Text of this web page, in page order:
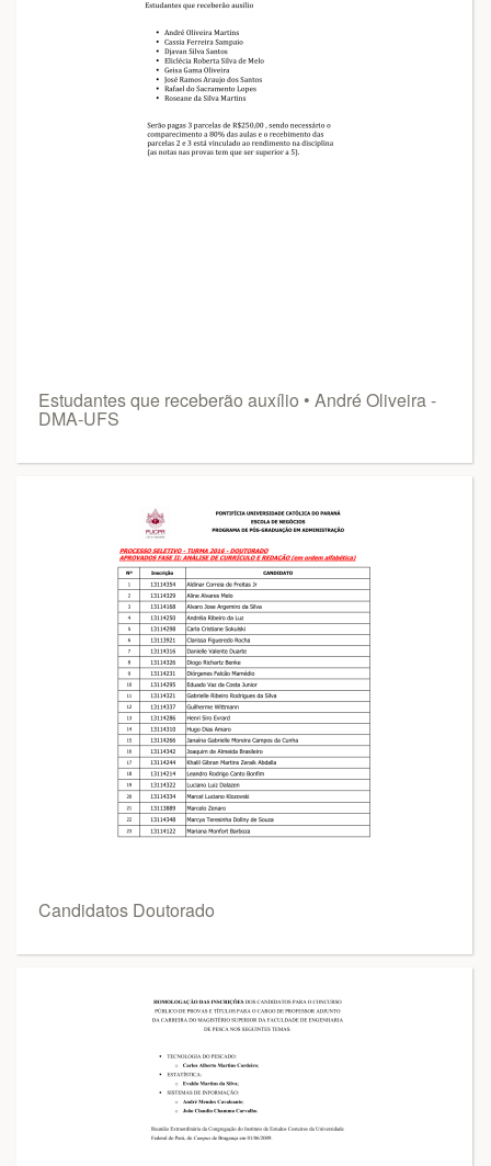
Estudantes que receberão auxílio • André Oliveira -
DMA-UFS
Candidatos Doutorado